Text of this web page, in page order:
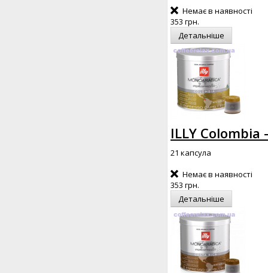
Немає в наявності
353 грн.
Детальніше
ILLY Colombia
21 капсула
Немає в наявності
353 грн.
Детальніше